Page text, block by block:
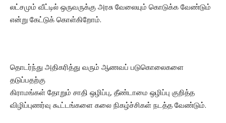
லட்சமும் வீட்டில் ஒருவருக்கு அரசு வேலையும் கொடுக்க வேண்டும்
என்று கேட்டுக் கொள்கிறோம்.
தொடர்ந்து அதிகரித்து வரும் ஆணவப் படுகொலைகளை
தடுப்பதற்கு
கிராமங்கள் தோறும் சாதி ஒழிப்பு, தீண்டாமை ஒழிப்பு குறித்த
விழிப்புணர்வு கூட்டங்களை கலை நிகழ்ச்சிகள் நடத்த வேண்டும்.